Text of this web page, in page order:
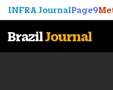
INFRA JournalPage9
BrazilJournal